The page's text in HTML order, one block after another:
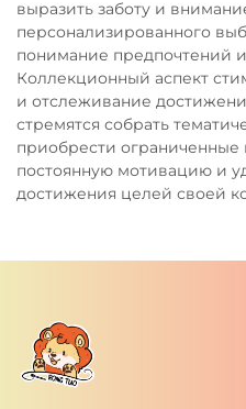
выразить заботу и
персонализированного
понимание предпочтений
Коллекционный аспект
и отслеживание
стремятся собрать
приобрести ограниченные
постоянную мотивацию и
достижения целей своей